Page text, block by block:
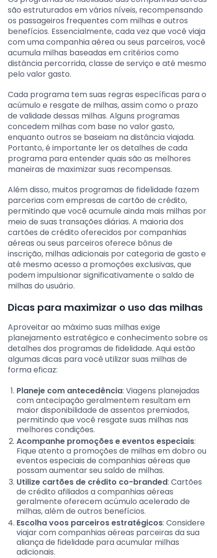
são estruturados em vários níveis, recompensando
os passageiros frequentes com milhas e outros
benefícios. Essencialmente, cada vez que você viaja
com uma companhia aérea ou seus parceiros, você
acumula milhas baseadas em critérios como
distância percorrida, classe de serviço e até mesmo
pelo valor gasto.
Cada programa tem suas regras específicas para o
acúmulo e resgate de milhas, assim como o prazo
de validade dessas milhas. Alguns programas
concedem milhas com base no valor gasto,
enquanto outros se baseiam na distância viajada.
Portanto, é importante ler os detalhes de cada
programa para entender quais são as melhores
maneiras de maximizar suas recompensas.
Além disso, muitos programas de fidelidade fazem
parcerias com empresas de cartão de crédito,
permitindo que você acumule ainda mais milhas por
meio de suas transações diárias. A maioria dos
cartões de crédito oferecidos por companhias
aéreas ou seus parceiros oferece bônus de
inscrição, milhas adicionais por categoria de gasto e
até mesmo acesso a promoções exclusivas, que
podem impulsionar significativamente o saldo de
milhas do usuário.
Dicas para maximizar o uso das milhas
Aproveitar ao máximo suas milhas exige
planejamento estratégico e conhecimento sobre os
detalhes dos programas de fidelidade. Aqui estão
algumas dicas para você utilizar suas milhas de
forma eficaz:
Planeje com antecedência: Viagens planejadas
com antecipação geralmentem resultam em
maior disponibilidade de assentos premiados,
permitindo que você resgate suas milhas nas
melhores condições.
Acompanhe promoções e eventos especiais:
Fique atento a promoções de milhas em dobro ou
eventos especiais de companhias aéreas que
possam aumentar seu saldo de milhas.
Utilize cartões de crédito co-branded: Cartões
de crédito afiliados a companhias aéreas
geralmente oferecem acúmulo acelerado de
milhas, além de outros benefícios.
Escolha voos parceiros estratégicos: Considere
viajar com companhias aéreas parceiras da sua
aliança de fidelidade para acumular milhas
adicionais.